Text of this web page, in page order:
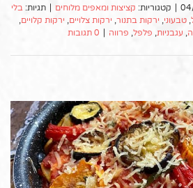
קטגוריות: קציצות ומאפים מלוחים תגיות: בלי
, טבעוני, ירקות בתנור, ירקות צלויים, ירקות קלויים,
, עגבניות, פלפל, פרווה
0 תגובות